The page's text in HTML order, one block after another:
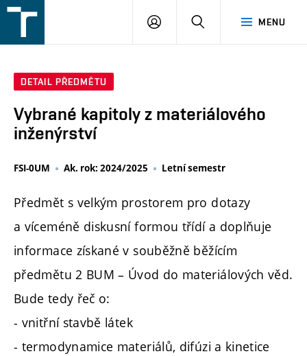
v
MENU
PŘIHLÁŠENÍ
DETAIL PŘEDMĚTU
Vybrané kapitoly z materiálového
inženýrství
FSI-0UM Ak. rok: 2024/2025 Letní semestr
Předmět s velkým prostorem pro dotazy
a víceméně diskusní formou třídí a doplňuje
informace získané v souběžně běžícím
předmětu 2 BUM – Úvod do materiálových věd.
Bude tedy řeč o:
- vnitřní stavbě látek
- termodynamice materiálů, difúzi a kinetice